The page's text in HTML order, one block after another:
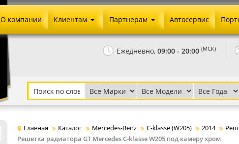
Ежедневно, 09:00 - 20:00 (МСК)
О компании Клиентам
Как сделать заказ
Установка на авто
Письмо директору
Партнерам
Агентское вознаграждение
Скачать прайс
Автосервис
Главная Каталог Mercedes-Benz C-klasse (W205) 2014
Решетка радиатора GT Mercedes C-klasse W205 под камеру хром